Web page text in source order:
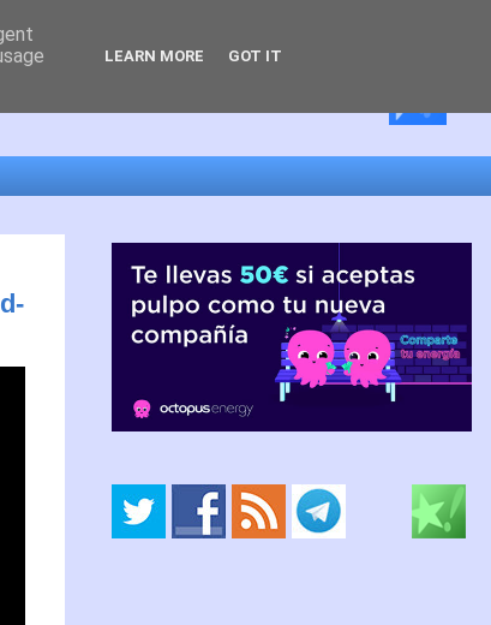
LEARN MORE GOT IT